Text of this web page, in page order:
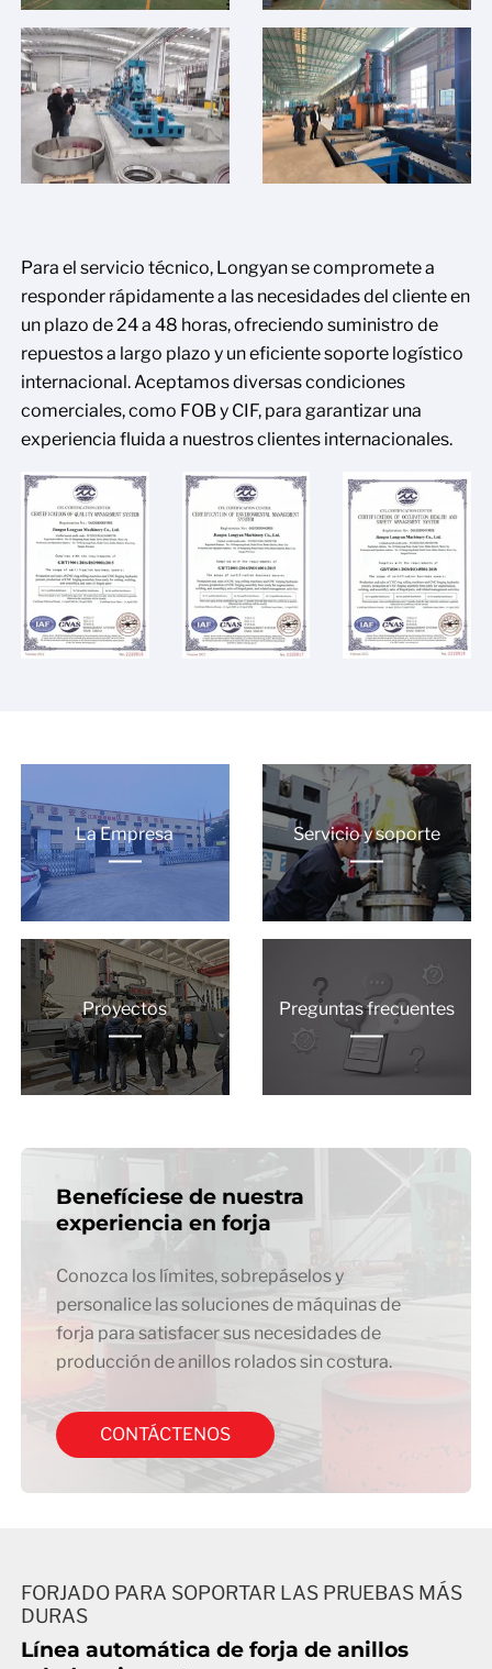
Para el servicio técnico, Longyan se compromete a
responder rápidamente a las necesidades del cliente en
un plazo de 24 a 48 horas, ofreciendo suministro de
repuestos a largo plazo y un eficiente soporte logístico
internacional. Aceptamos diversas condiciones
comerciales, como FOB y CIF, para garantizar una
experiencia fluida a nuestros clientes internacionales.
La Empresa Servicio y soporte
Proyectos Preguntas frecuentes
Benefíciese de nuestra
experiencia en forja
Conozca los límites, sobrepáselos y
personalice las soluciones de máquinas de
forja para satisfacer sus necesidades de
producción de anillos rolados sin costura.
CONTÁCTENOS
FORJADO PARA SOPORTAR LAS PRUEBAS MÁS
DURAS
Línea automática de forja de anillos